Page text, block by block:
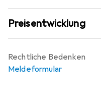
Preisentwicklung
Rechtliche Bedenken
Meldeformular